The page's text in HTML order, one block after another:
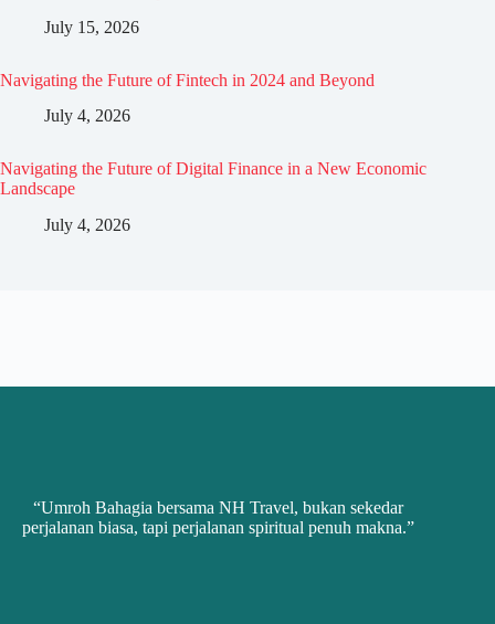
July 15, 2026
Navigating the Future of Fintech in 2024 and Beyond
July 4, 2026
Navigating the Future of Digital Finance in a New Economic
Landscape
July 4, 2026
“Umroh Bahagia bersama NH Travel, bukan sekedar
perjalanan biasa, tapi perjalanan spiritual penuh makna.”